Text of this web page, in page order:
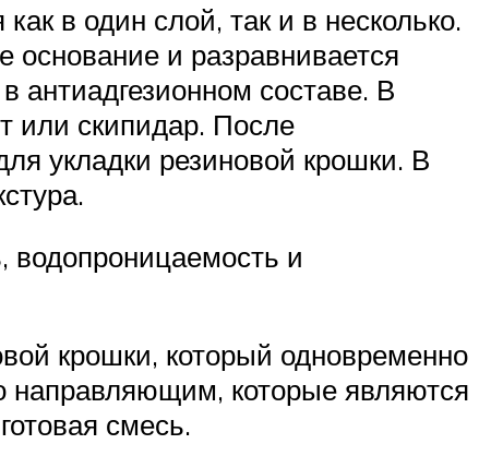
в один слой, так и в несколько.
основание и разравнивается
составе. В
или скипидар. После
укладки резиновой крошки. В
водопроницаемость и
крошки, который одновременно
направляющим, которые являются
смесь.